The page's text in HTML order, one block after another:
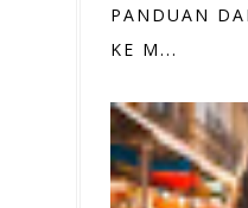
PANDUAN
KE M...